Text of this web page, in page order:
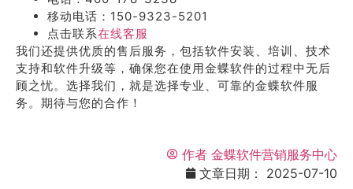
移动电话：150-9323-5201
点击联系在线客服
我们还提供优质的售后服务，包括软件安装、培训、技术
支持和软件升级等，确保您在使用金蝶软件的过程中无后
顾之忧。选择我们，就是选择专业、可靠的金蝶软件服
务。期待与您的合作！
作者 金蝶软件营销服务中心
文章日期：
2025-07-10